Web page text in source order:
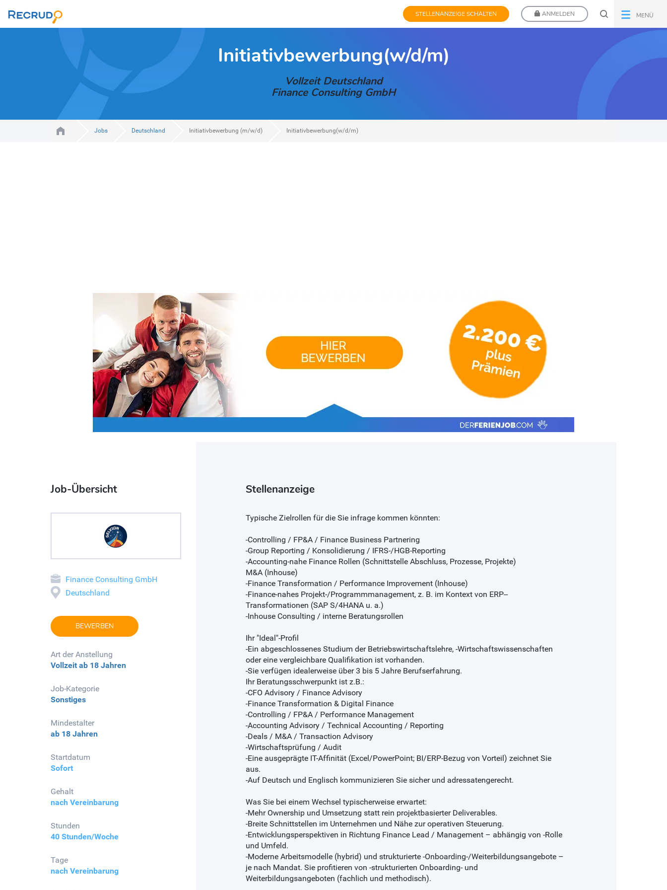
STELLENANZEIGE SCHALTEN ANMELDEN MENÜ
Initiativbewerbung(w/d/m)
Vollzeit Deutschland
Finance Consulting GmbH
Jobs Deutschland Initiativbewerbung (m/w/d) Initiativbewerbung(w/d/m)
Job-Übersicht
Finance Consulting GmbH
Deutschland
BEWERBEN
Art der Anstellung
Vollzeit ab 18 Jahren
Job-Kategorie
Sonstiges
Mindestalter
ab 18 Jahren
Startdatum
Sofort
Gehalt
nach Vereinbarung
Stunden
40 Stunden/Woche
Tage
nach Vereinbarung
Stellenanzeige
Typische Zielrollen für die Sie infrage kommen könnten:
-Controlling / FP&A / Finance Business Partnering
-Group Reporting / Konsolidierung / IFRS-/HGB-Reporting
-Accounting-nahe Finance Rollen (Schnittstelle Abschluss, Prozesse, Projekte)
M&A (Inhouse)
-Finance Transformation / Performance Improvement (Inhouse)
-Finance-nahes Projekt-/Programmmanagement, z. B. im Kontext von ERP--
Transformationen (SAP S/4HANA u. a.)
-Inhouse Consulting / interne Beratungsrollen
Ihr "Ideal"-Profil
-Ein abgeschlossenes Studium der Betriebswirtschaftslehre, -Wirtschaftswissenschaften
oder eine vergleichbare Qualifikation ist vorhanden.
-Sie verfügen idealerweise über 3 bis 5 Jahre Berufserfahrung.
Ihr Beratungsschwerpunkt ist z.B.:
-CFO Advisory / Finance Advisory
-Finance Transformation & Digital Finance
-Controlling / FP&A / Performance Management
-Accounting Advisory / Technical Accounting / Reporting
-Deals / M&A / Transaction Advisory
-Wirtschaftsprüfung / Audit
-Eine ausgeprägte IT-Affinität (Excel/PowerPoint; BI/ERP-Bezug von Vorteil) zeichnet Sie
aus.
-Auf Deutsch und Englisch kommunizieren Sie sicher und adressatengerecht.
Was Sie bei einem Wechsel typischerweise erwartet:
-Mehr Ownership und Umsetzung statt rein projektbasierter Deliverables.
-Breite Schnittstellen im Unternehmen und Nähe zur operativen Steuerung.
-Entwicklungsperspektiven in Richtung Finance Lead / Management – abhängig von -Rolle
und Umfeld.
-Moderne Arbeitsmodelle (hybrid) und strukturierte -Onboarding-/Weiterbildungsangebote –
je nach Mandat. Sie profitieren von -strukturierten Onboarding- und
Weiterbildungsangeboten (fachlich und methodisch).